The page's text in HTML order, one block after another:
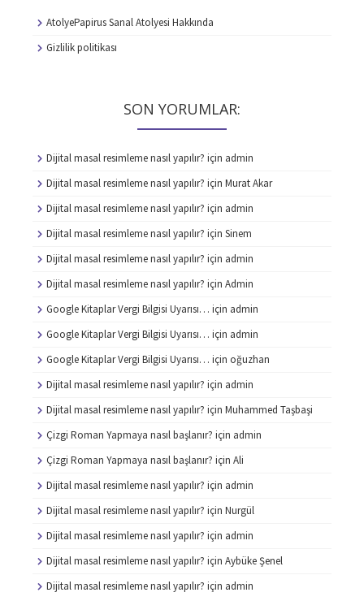
AtolyePapirus Sanal Atolyesi Hakkında
Gizlilik politikası
SON YORUMLAR:
Dijital masal resimleme nasıl yapılır? için admin
Dijital masal resimleme nasıl yapılır? için Murat Akar
Dijital masal resimleme nasıl yapılır? için admin
Dijital masal resimleme nasıl yapılır? için Sinem
Dijital masal resimleme nasıl yapılır? için admin
Dijital masal resimleme nasıl yapılır? için Admin
Google Kitaplar Vergi Bilgisi Uyarısı… için admin
Google Kitaplar Vergi Bilgisi Uyarısı… için admin
Google Kitaplar Vergi Bilgisi Uyarısı… için oğuzhan
Dijital masal resimleme nasıl yapılır? için admin
Dijital masal resimleme nasıl yapılır? için Muhammed Taşbaşi
Çizgi Roman Yapmaya nasıl başlanır? için admin
Çizgi Roman Yapmaya nasıl başlanır? için Ali
Dijital masal resimleme nasıl yapılır? için admin
Dijital masal resimleme nasıl yapılır? için Nurgül
Dijital masal resimleme nasıl yapılır? için admin
Dijital masal resimleme nasıl yapılır? için Aybüke Şenel
Dijital masal resimleme nasıl yapılır? için admin